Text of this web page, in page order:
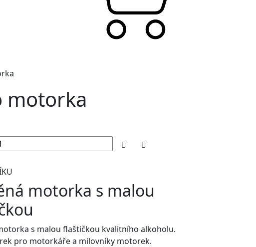
motorka
motorka s malou
s malou flaštičkou kvalitního alkoholu.
pro motorkáře a milovníky motorek.